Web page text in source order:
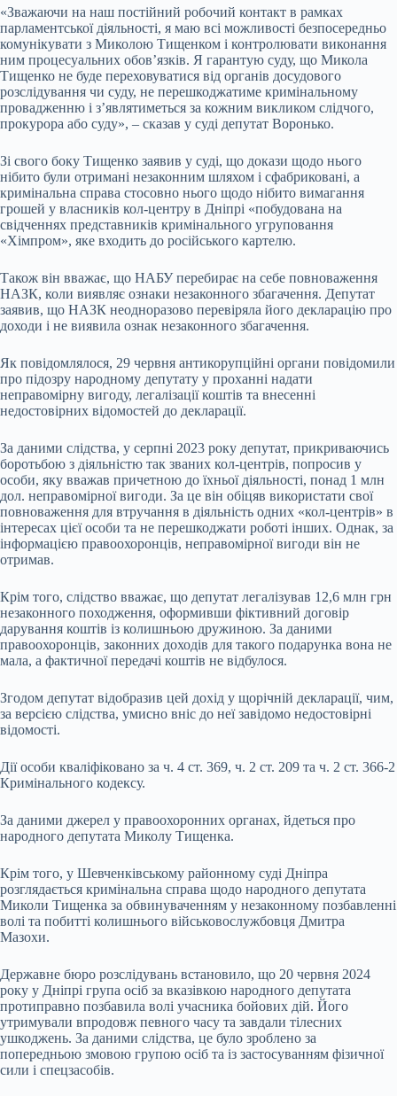
«Зважаючи на наш постійний робочий контакт в рамках
парламентської діяльності, я маю всі можливості безпосередньо
комунікувати з Миколою Тищенком і контролювати виконання
ним процесуальних обов’язків. Я гарантую суду, що Микола
Тищенко не буде переховуватися від органів досудового
розслідування чи суду, не перешкоджатиме кримінальному
провадженню і з’являтиметься за кожним викликом слідчого,
прокурора або суду», – сказав у суді депутат Воронько.
Зі свого боку Тищенко заявив у суді, що докази щодо нього
нібито були отримані незаконним шляхом і сфабриковані, а
кримінальна справа стосовно нього щодо нібито вимагання
грошей у власників кол-центру в Дніпрі «побудована на
свідченнях представників кримінального угруповання
«Хімпром», яке входить до російського картелю.
Також він вважає, що НАБУ перебирає на себе повноваження
НАЗК, коли виявляє ознаки незаконного збагачення. Депутат
заявив, що НАЗК неодноразово перевіряла його декларацію про
доходи і не виявила ознак незаконного збагачення.
Як повідомлялося, 29 червня антикорупційні органи повідомили
про підозру народному депутату у проханні надати
неправомірну вигоду, легалізації коштів та внесенні
недостовірних відомостей до декларації.
За даними слідства, у серпні 2023 року депутат, прикриваючись
боротьбою з діяльністю так званих кол-центрів, попросив у
особи, яку вважав причетною до їхньої діяльності, понад 1 млн
дол. неправомірної вигоди. За це він обіцяв використати свої
повноваження для втручання в діяльність одних «кол-центрів» в
інтересах цієї особи та не перешкоджати роботі інших. Однак, за
інформацією правоохоронців, неправомірної вигоди він не
отримав.
Крім того, слідство вважає, що депутат легалізував 12,6 млн грн
незаконного походження, оформивши фіктивний договір
дарування коштів із колишньою дружиною. За даними
правоохоронців, законних доходів для такого подарунка вона не
мала, а фактичної передачі коштів не відбулося.
Згодом депутат відобразив цей дохід у щорічній декларації, чим,
за версією слідства, умисно вніс до неї завідомо недостовірні
відомості.
Дії особи кваліфіковано за ч. 4 ст. 369, ч. 2 ст. 209 та ч. 2 ст. 366-2
Кримінального кодексу.
За даними джерел у правоохоронних органах, йдеться про
народного депутата Миколу Тищенка.
Крім того, у Шевченківському районному суді Дніпра
розглядається кримінальна справа щодо народного депутата
Миколи Тищенка за обвинуваченням у незаконному позбавленні
волі та побитті колишнього військовослужбовця Дмитра
Мазохи.
Державне бюро розслідувань встановило, що 20 червня 2024
року у Дніпрі група осіб за вказівкою народного депутата
протиправно позбавила волі учасника бойових дій. Його
утримували впродовж певного часу та завдали тілесних
ушкоджень. За даними слідства, це було зроблено за
попередньою змовою групою осіб та із застосуванням фізичної
сили і спецзасобів.